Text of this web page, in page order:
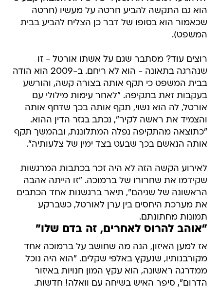
הוא גם התקשה להביע חרטה על מעשיו (חרטה
שכאמור הוא בסופו של דבר כן הצליח להביע בבית
המשפט).
רוצים עוד? מסתבר שגם על אשתו אורטל - זו
שנהרגה בתאונה - הוא לא ריחם. ב-2009 הוא הודה
בבית המשפט כי תקף אותה בצורה קשה, והורשע
בעקבות זאת בתקיפה. "לאחר עימות מילולי עם
אורטל, לה הוא נשוי, תקף אותה בכך שדחף אותה
והצמיד את ראשה לקיר", נכתב בגזר הדין ההוא.
"כתוצאה מהתקיפה נפלה המתלוננת, ובהמשך תקף
אותה הנאשם בכך שבעט בצד ימין של צלעותיה".
לאירוע הקשה הזה לא היה זכר בכתבות המרגשות
שקידמו את שחרורו של ברמוכה. "זו הייתה אהבה
הראשונה של שניהם", תיאר ברגשנות אחד הכתבים
את מערכת היחסים בין ערן לאורטל, כשברקע
תמונות מחתונתם.
"אוהב להרוס לאחרים, זה בדם שלו"
אז למען האיזון, הנה מה שחושב על ברמוכה אחד
מקורבנותיו, שנעקץ באלפי שקלים. "הוא היה נוכל
ממדרגה ראשונה, הוא עקץ המון חנויות באיזור
הדרום", סיפר האיש בשיחה עם וואלה! חדשות.